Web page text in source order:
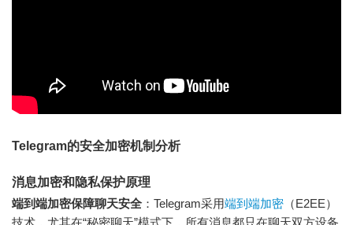
Telegram的安全加密机制分析
消息加密和隐私保护原理
端到端加密保障聊天安全：Telegram采用端到端加密 （E2EE）